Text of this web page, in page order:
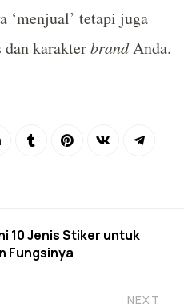
‘menjual’ tetapi juga
karakterbrandAnda.
10 Jenis Stiker untuk
Fungsinya
NEXT